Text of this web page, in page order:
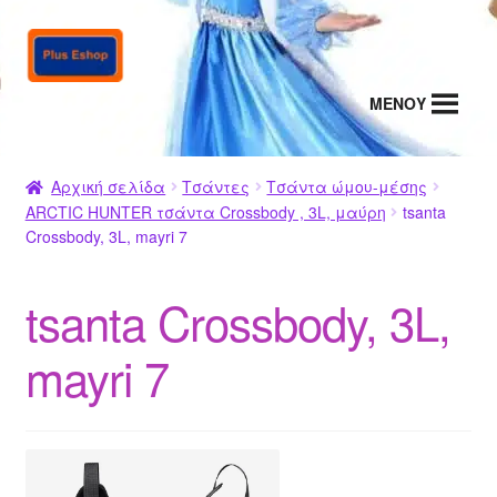
Απευθείας
μετάβαση
Μετάβαση
σε
MENΟΥ
Αρχική σελίδα Τσάντες
Τσάντα ώμου-μέσης
ARCTIC HUNTER τσάντα Crossbody , 3L, μαύρη
tsanta
Crossbody, 3L, mayri 7
tsanta Crossbody, 3L,
mayri 7